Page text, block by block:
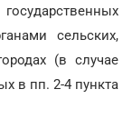
сельских,
(в случае
в пп. 2-4 пункта